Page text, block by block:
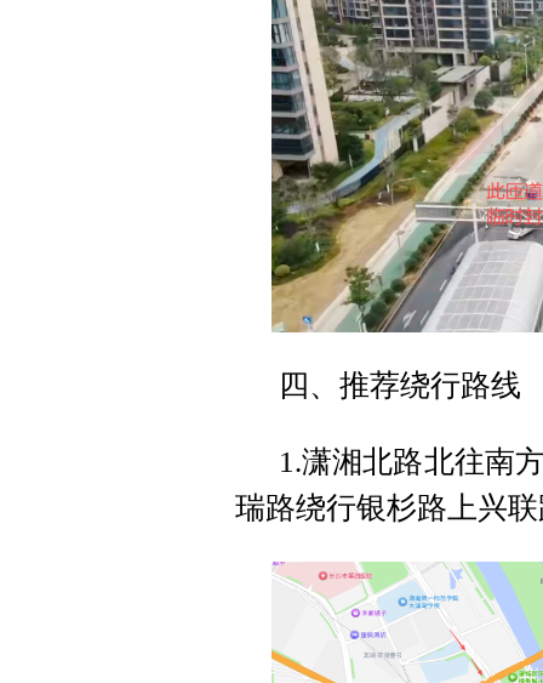
四、推荐绕行路线
1.潇湘北路北往南
瑞路绕行银杉路上兴